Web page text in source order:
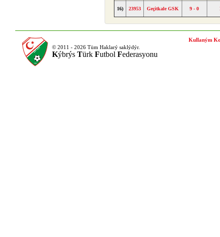
16) 23953 Geçitkale GSK 9 - 0
© 2011 - 2026 Tüm Haklarý saklýdýr.
Kýbrýs Türk Futbol Federasyonu
Kullaným